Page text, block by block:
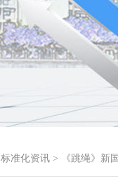
标准化资讯 > 《跳绳》新